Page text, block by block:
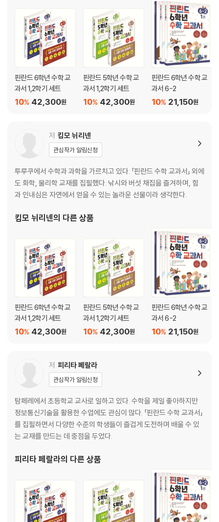
14. 2단과 4단
15. 3단
연습 문제
16. 4단과 8단
17. 6단
도전! 심화 평가 1단계
도전! 심화 평가 2단계
도전! 심화 평가 3단계
20. 곱셈의 교환법칙
단원 평가
도전! 심화 평가 1단계
도전! 심화 평가 2단계
단원 정리
곱셈 복습
놀이 수학
덧셈과 뺄셈 놀이
가장 큰 수를 찾아라
크거나 작거나 같거나
아이스하키 경기
팀 편성 놀이
1. 시계 읽기(정각에서 반까지)
2. 시계 읽기(반에서 정각까지)
3. 하루의 시간-오전
4. 하루의 시간-오후
연습 문제
5. 시간 계산
단원 평가
도전! 심화 평가 2단계
도전! 심화 평가 3단계
단원 정리
핀란드 6학년 수학 교
과서 1,2학기 세트
42,300원
10%
핀란드 5학년 수학 교
과서 1,2학기 세트
42,300원
10%
핀란드 6학년 수학 교
과서 6-2
21,150원
10%
저 킴모 뉘리넨
관심작가 알림신청
투루쿠에서 수학과 과학을 가르치고 있다. 「핀란드 수학 교과서」 외에
도 화학, 물리학 교재를 집필했다. 낚시와 버섯 채집을 즐겨하며, 힘
과 인내심은 자연에서 얻을 수 있는 놀라운 선물이라 생각한다.
킴모 뉘리넨의 다른 상품
핀란드 6학년 수학 교
과서 1,2학기 세트
42,300원
10%
핀란드 5학년 수학 교
과서 1,2학기 세트
42,300원
10%
핀란드 6학년 수학 교
과서 6-2
21,150원
10%
저 피리타 페랄라
관심작가 알림신청
탐페레에서 초등학교 교사로 일하고 있다. 수학을 제일 좋아하지만
정보통신기술을 활용한 수업에도 관심이 많다. 「핀란드 수학 교과서」
를 집필하면서 다양한 수준의 학생들이 즐겁게 도전하며 배울 수 있
는 교재를 만드는 데 중점을 두었다.
피리타 페랄라의 다른 상품